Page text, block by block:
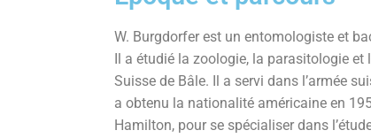
W. Burgdorfer est un entomologiste et
Il a étudié la zoologie, la parasitologie
Suisse de Bâle. Il a servi dans l’armée
a obtenu la nationalité américaine en
Hamilton, pour se spécialiser dans